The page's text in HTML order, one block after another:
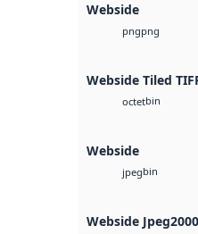
Webside
pngpng
Webside Tiled
octetbin
Webside
jpegbin
Webside Jpeg2000